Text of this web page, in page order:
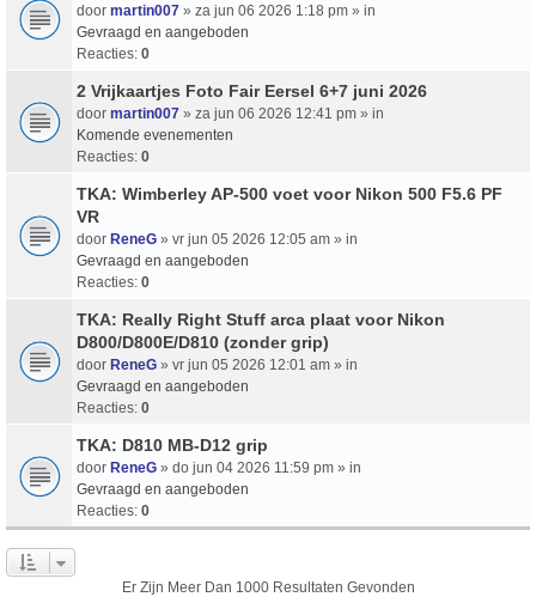
door martin007 » za jun 06 2026 1:18 pm » in
Gevraagd en aangeboden
Reacties: 0
2 Vrijkaartjes Foto Fair Eersel 6+7 juni 2026
door martin007 » za jun 06 2026 12:41 pm » in
Komende evenementen
Reacties: 0
TKA: Wimberley AP-500 voet voor Nikon 500 F5.6 PF
VR
door ReneG » vr jun 05 2026 12:05 am » in
Gevraagd en aangeboden
Reacties: 0
TKA: Really Right Stuff arca plaat voor Nikon
D800/D800E/D810 (zonder grip)
door ReneG » vr jun 05 2026 12:01 am » in
Gevraagd en aangeboden
Reacties: 0
TKA: D810 MB-D12 grip
door ReneG » do jun 04 2026 11:59 pm » in
Gevraagd en aangeboden
Reacties: 0
Er Zijn Meer Dan 1000 Resultaten Gevonden